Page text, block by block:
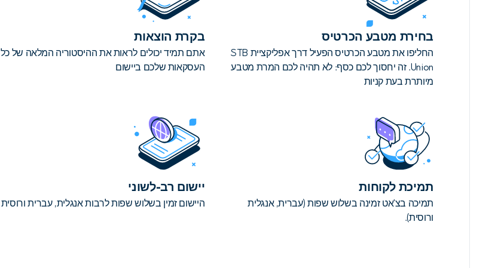
בחירת מטבע הכרטיס
החליפו את מטבע הכרטיס הפעיל דרך אפליקציית STB
Union. זה יחסוך לכם כסף: לא תהיה לכם המרת מטבע
מיותרת בעת קניות
בקרת הוצאות
אתם תמיד יכולים לראות את ההיסטוריה המלאה של כל
העסקאות שלכם ביישום
תמיכת לקוחות
תמיכה בצ'אט זמינה בשלוש שפות (עברית, אנגלית
ורוסית).
יישום רב-לשוני
היישום זמין בשלוש שפות לרבות אנגלית, עברית ורוסית